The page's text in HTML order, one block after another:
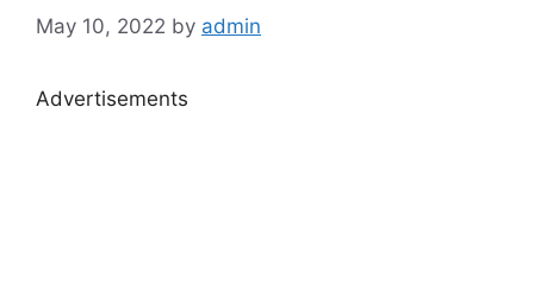
May 10, 2022 by admin
Advertisements